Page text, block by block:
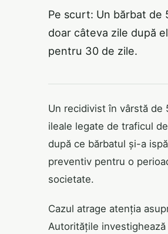
Pe scurt: Un bărbat
doar câteva zile după
pentru 30 de zile.
Un recidivist în vârstă
ileale legate de traficul
după ce bărbatul și-a
preventiv pentru o
societate.
Cazul atrage atenția
Autoritățile